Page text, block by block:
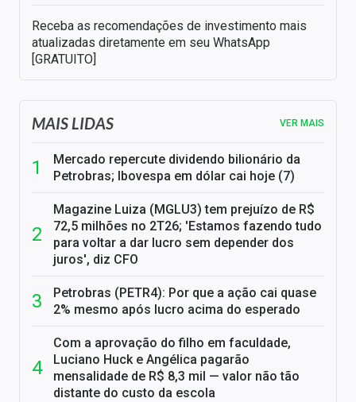
Receba as recomendações de investimento mais
atualizadas diretamente em seu WhatsApp
[GRATUITO]
MAIS LIDAS VER MAIS
Mercado repercute dividendo bilionário da
Petrobras; Ibovespa em dólar cai hoje (7)
Magazine Luiza (MGLU3) tem prejuízo de R$
72,5 milhões no 2T26; 'Estamos fazendo tudo
para voltar a dar lucro sem depender dos
juros', diz CFO
Petrobras (PETR4): Por que a ação cai quase
2% mesmo após lucro acima do esperado
Com a aprovação do filho em faculdade,
Luciano Huck e Angélica pagarão
mensalidade de R$ 8,3 mil — valor não tão
distante do custo da escola